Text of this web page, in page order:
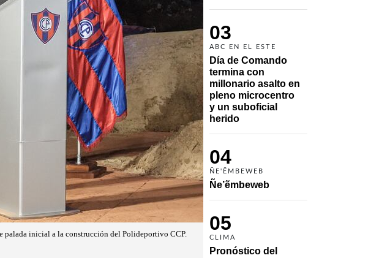
03
ABC EN EL ESTE
Día de Comando
termina con
millonario asalto en
pleno microcentro
y un suboficial
herido
04
ÑE'ẼMBEWEB
Ñe’ẽmbeweb
05
CLIMA
Pronóstico del
palada inicial a la construcción del Polideportivo CCP.